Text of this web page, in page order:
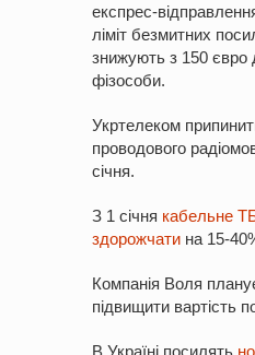
експрес-
ліміт безмитних
знижують з 150 євро
фізособи.
Укртелеком
проводового
січня.
З 1 січня кабельне
здорожчати на 15-
Компанія Воля
підвищити вартість
В Україні посилять